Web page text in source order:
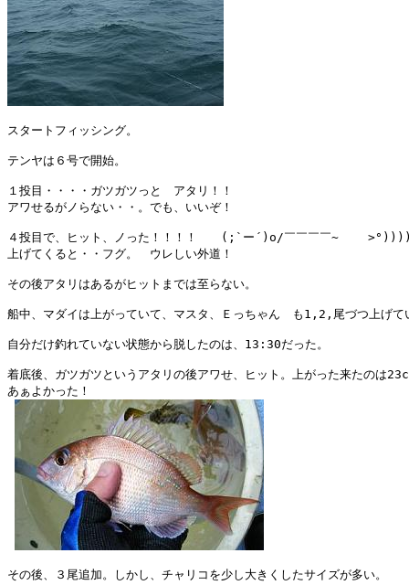
スタートフィッシング。
テンヤは６号で開始。
１投目・・・・ガツガツっと　アタリ！！
アワせるがノらない・・。でも、いいぞ！
４投目で、ヒット、ノった！！！！　　(;`ー´)o/￣￣￣￣~
上げてくると・・フグ。　ウレしい外道！
その後アタリはあるがヒットまでは至らない。
船中、マダイは上がっていて、マスタ、Ｅっちゃん　も1,2,尾づつ上げて
自分だけ釣れていない状態から脱したのは、13:30だった。
着底後、ガツガツというアタリの後アワせ、ヒット。上がった来たのは
あぁよかった！
その後、３尾追加。しかし、チャリコを少し大きくしたサイズが多い。